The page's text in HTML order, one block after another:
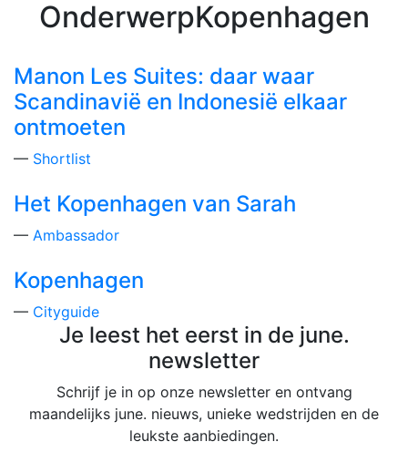
Manon Les Suites:
Hoofdnavigatie
june. - a travel magazine
Onderwerp:
Kopenhagen
Manon Les Suites: daar waar
Scandinavië en Indonesië elkaar
ontmoeten
— Shortlist
Het Kopenhagen van Sarah
— Ambassador
Kopenhagen
— Cityguide
Artikels over Kopenhagen
Je leest het eerst in de june.
newsletter
Schrijf je in op onze newsletter en ontvang
maandelijks june. nieuws, unieke wedstrijden en de
leukste aanbiedingen.